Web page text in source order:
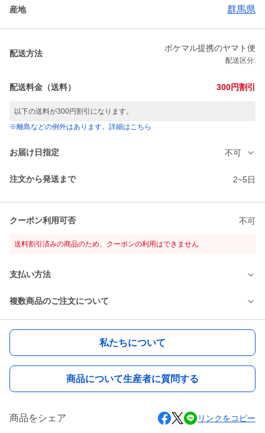
産地 群馬県
配送方法
ポケマル提携のヤマト便
配送区分:
配送料金（送料） 300円割引
以下の送料が300円割引になります。
※離島などの例外はあります。詳細はこちら
お届け日指定 不可
注文から発送まで 2~5日
クーポン利用可否 不可
送料割引済みの商品のため、クーポンの利用はできません
支払い方法
複数商品のご注文について
私たちについて
商品について生産者に質問する
商品をシェア リンクをコピー